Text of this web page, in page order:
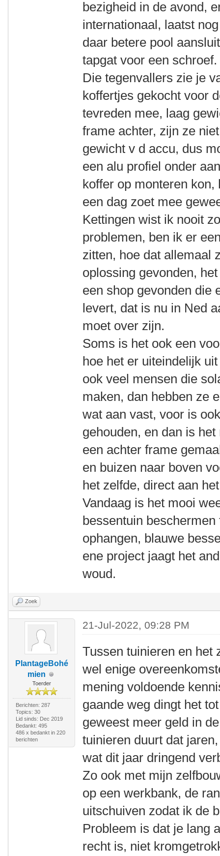
bezigheid in de avond,
internationaal, laatst
daar betere pool
tapgat voor een schroef.
Die tegenvallers zie je
koffertjes gekocht voor
tevreden mee, laag
frame achter, zijn ze
gewicht v d accu, dus
een alu profiel onder
koffer op monteren
een dag zoet mee
Kettingen wist ik nooit
problemen, ben ik er
zitten, hoe dat allemaal
oplossing gevonden,
een shop gevonden die
levert, dat is nu in Ned
moet over zijn.
Soms is het ook een
hoe het er uiteindelijk
ook veel mensen die
maken, dan hebben ze
wat aan vast, voor is
gehouden, en dan is
een achter frame
en buizen naar boven
het zelfde, direct aan
Vandaag is het mooi
bessentuin
ophangen, blauwe
ene project jaagt het
woud.
Zoek
PlantageBohé
mien
Toerder
Berichten: 287
Topics: 30
Lid sinds: Dec 2019
Bedankt: 495
486 x bedankt in 220
berichten
21-Jul-2022, 09:28 PM
Tussen tuinieren en het
wel enige
mening voldoende
gaande weg dingt het
geweest meer geld in
tuinieren duurt dat
wat dit jaar dringend
Zo ook met mijn
op een werkbank, de
uitschuiven zodat ik de
Probleem is dat je lang
recht is, niet